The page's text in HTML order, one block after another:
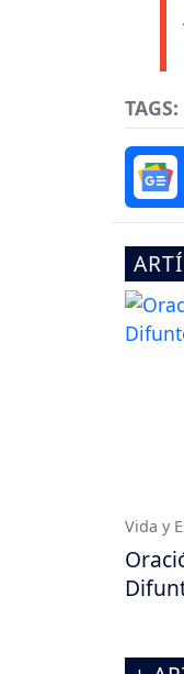
TAGS:
Vida y